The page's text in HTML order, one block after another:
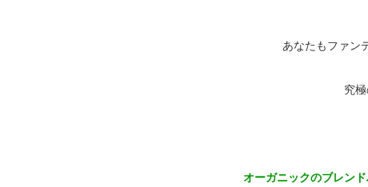
あなたもファン
究
オーガニックのブレン